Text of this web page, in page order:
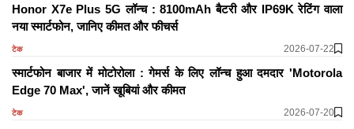
Honor X7e Plus 5G लॉन्च : 8100mAh बैटरी और IP69K रेटिंग वाला
नया स्मार्टफोन, जानिए कीमत और फीचर्स
टेक 2026-07-22
स्मार्टफोन बाजार में मोटोरोला : गेमर्स के लिए लॉन्च हुआ दमदार 'Motorola
Edge 70 Max', जानें खूबियां और कीमत
टेक 2026-07-20